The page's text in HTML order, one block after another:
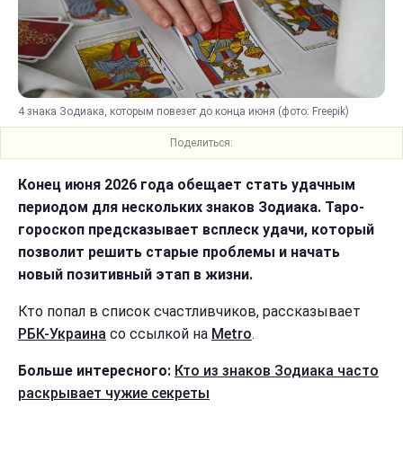
4 знака Зодиака, которым повезет до конца июня (фото: Freepik)
Поделиться:
Конец июня 2026 года обещает стать удачным
периодом для нескольких знаков Зодиака. Таро-
гороскоп предсказывает всплеск удачи, который
позволит решить старые проблемы и начать
новый позитивный этап в жизни.
Кто попал в список счастливчиков, рассказывает
РБК-Украина со ссылкой на Metro.
Больше интересного: Кто из знаков Зодиака часто
раскрывает чужие секреты